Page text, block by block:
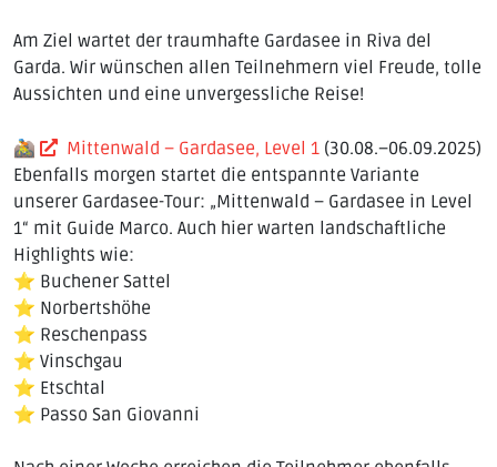
Am Ziel wartet der traumhafte Gardasee in Riva del
Garda. Wir wünschen allen Teilnehmern viel Freude, tolle
Aussichten und eine unvergessliche Reise!
🚵 Mittenwald – Gardasee, Level 1 (30.08.–06.09.2025)
Ebenfalls morgen startet die entspannte Variante
unserer Gardasee-Tour: „Mittenwald – Gardasee in Level
1“ mit Guide Marco. Auch hier warten landschaftliche
Highlights wie:
⭐ Buchener Sattel
⭐ Norbertshöhe
⭐ Reschenpass
⭐ Vinschgau
⭐ Etschtal
⭐ Passo San Giovanni